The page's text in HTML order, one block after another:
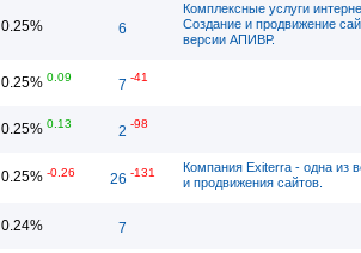
0.25% 6
Комплексные услуги
Создание и продвижение
версии АПИВР.
0.25% 0.09 7 -41
0.25% 0.13 2 -98
0.25% -0.26 26 -131
Компания Exiterra - одна из
и продвижения сайтов.
0.24% 7